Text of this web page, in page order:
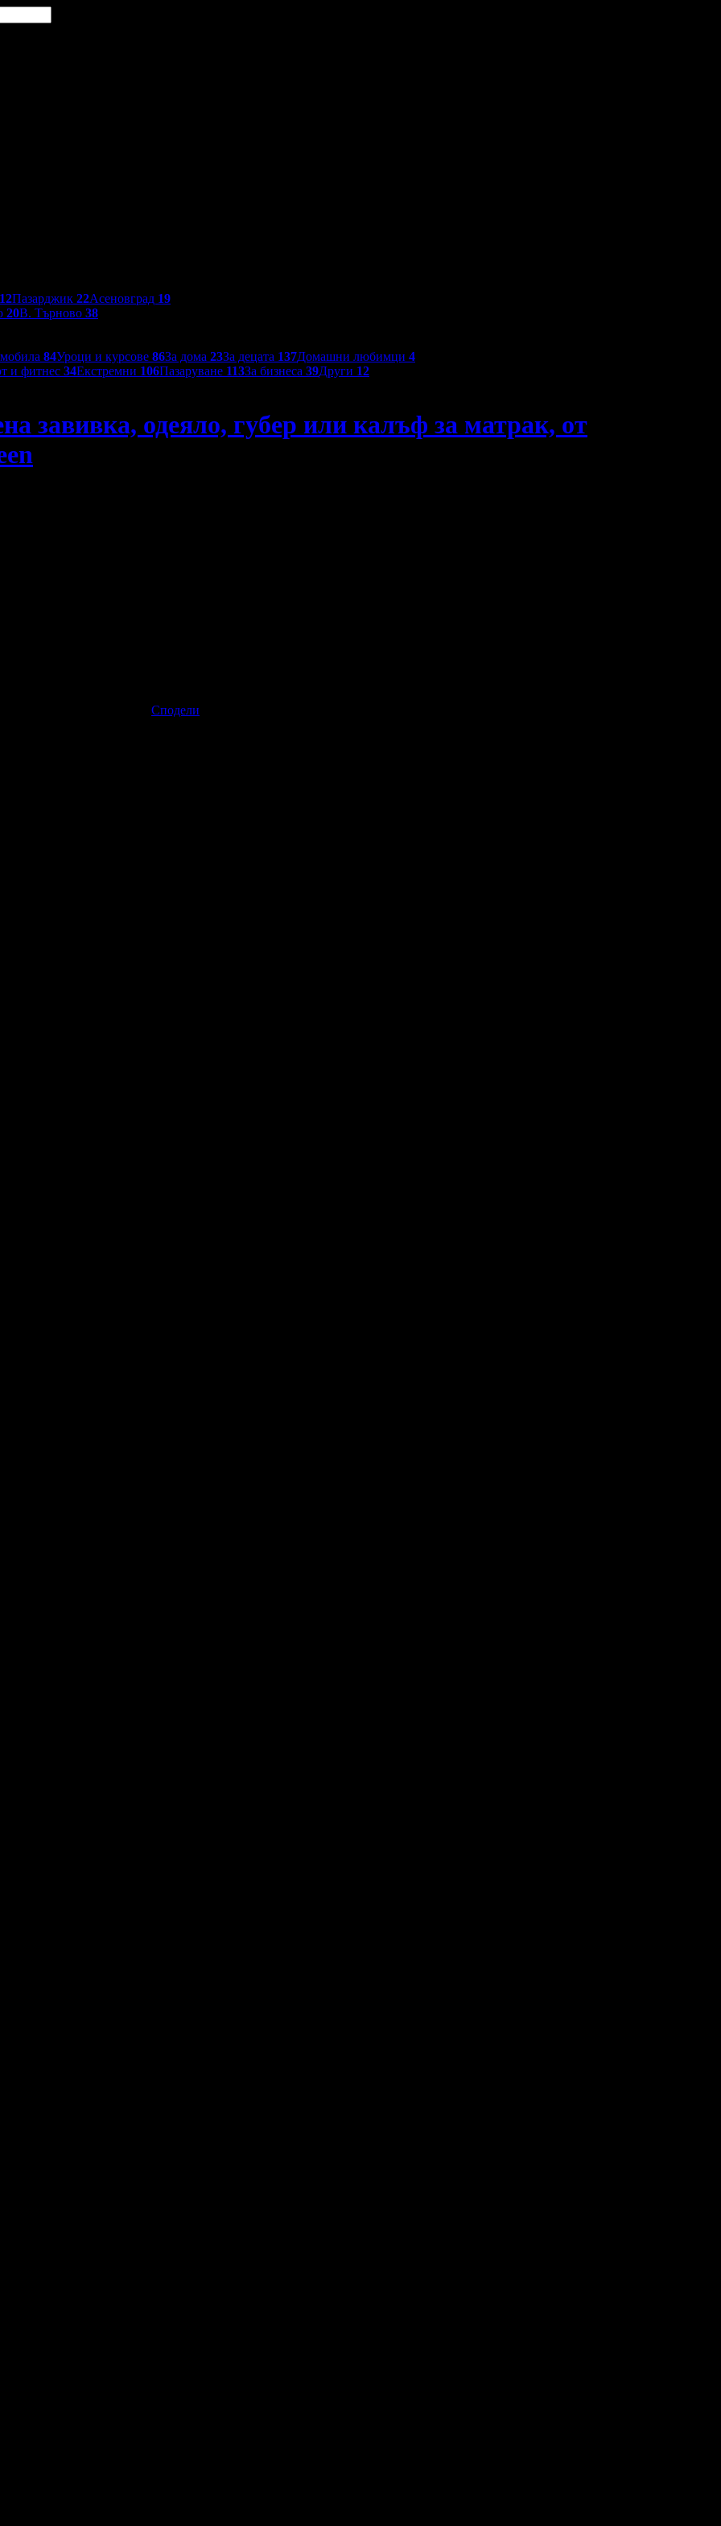
12Пазарджик 22Асеновград 19
20В. Търново 38
84Уроци и курсове 86За дома 23За децата 137Домашни любимци 4
и фитнес 34Екстремни 106Пазаруване 113За бизнеса 39Други 12
завивка, одеяло, губер или калъф за матрак, от
Сподели